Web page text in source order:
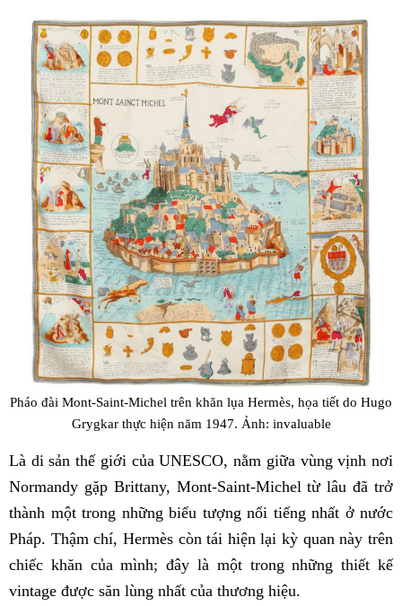
Pháo đài Mont-Saint-Michel trên khăn lụa Hermès, họa tiết do Hugo
Grygkar thực hiện năm 1947. Ảnh: invaluable
Là di sản thế giới của UNESCO, nằm giữa vùng vịnh nơi
Normandy gặp Brittany, Mont-Saint-Michel từ lâu đã trở
thành một trong những biểu tượng nổi tiếng nhất ở nước
Pháp. Thậm chí, Hermès còn tái hiện lại kỳ quan này trên
chiếc khăn của mình; đây là một trong những thiết kế
vintage được săn lùng nhất của thương hiệu.